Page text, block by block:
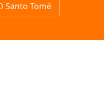
Santo Tomé